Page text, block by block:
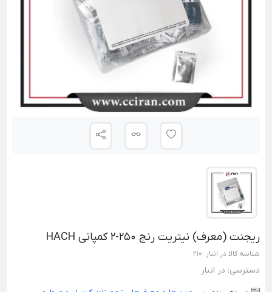
ریجنت (معرف) نیتریت رنج 250-2 کمپانی HACH
شناسه کالا در انبار: 210
دسترسی: در انبار